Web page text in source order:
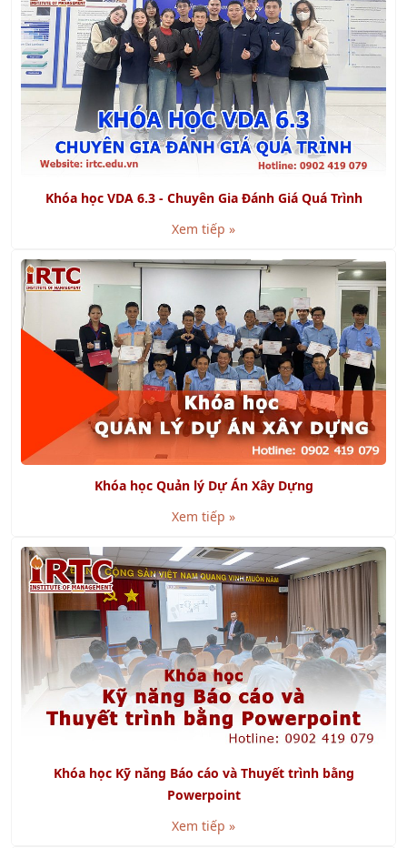
Khóa học VDA 6.3 - Chuyên Gia Đánh Giá Quá Trình
Xem tiếp »
Khóa học Quản lý Dự Án Xây Dựng
Xem tiếp »
Khóa học Kỹ năng Báo cáo và Thuyết trình bằng
Powerpoint
Xem tiếp »